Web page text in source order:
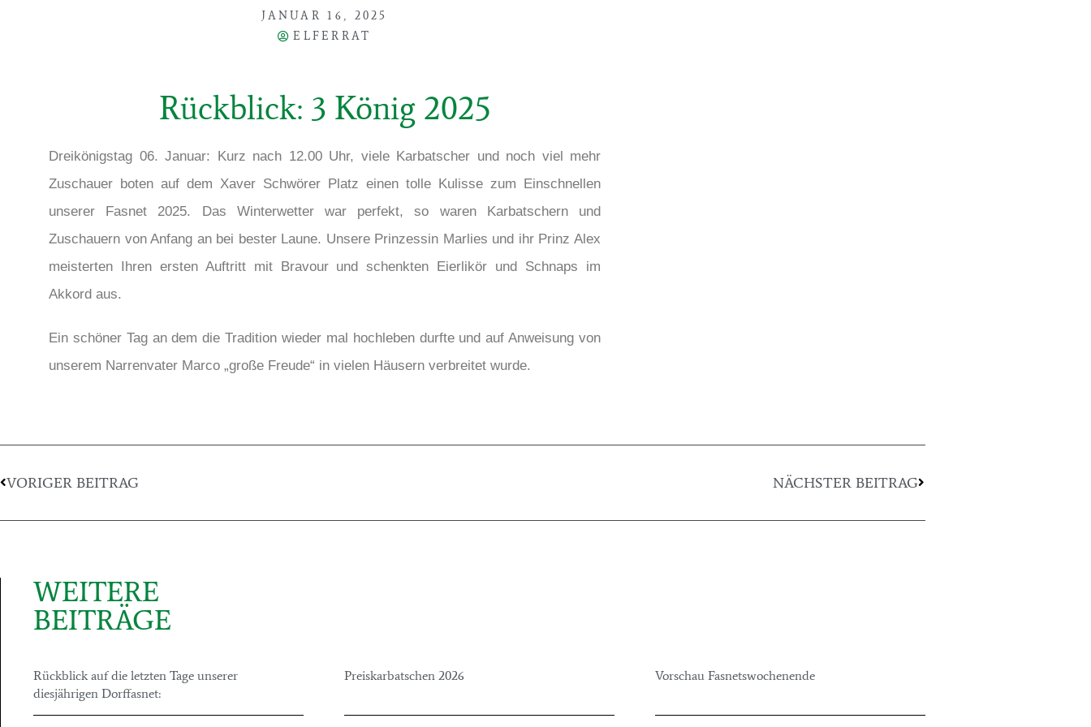
JANUAR 16, 2025
ELFERRAT
Rückblick: 3 König 2025
Dreikönigstag 06. Januar: Kurz nach 12.00 Uhr, viele Karbatscher und noch viel mehr
Zuschauer boten auf dem Xaver Schwörer Platz einen tolle Kulisse zum Einschnellen
unserer Fasnet 2025. Das Winterwetter war perfekt, so waren Karbatschern und
Zuschauern von Anfang an bei bester Laune. Unsere Prinzessin Marlies und ihr Prinz Alex
meisterten Ihren ersten Auftritt mit Bravour und schenkten Eierlikör und Schnaps im
Akkord aus.
Ein schöner Tag an dem die Tradition wieder mal hochleben durfte und auf Anweisung von
unserem Narrenvater Marco „große Freude“ in vielen Häusern verbreitet wurde.
VORIGER BEITRAG NÄCHSTER BEITRAG
WEITERE
BEITRÄGE
Rückblick auf die letzten Tage unserer
diesjährigen Dorffasnet:
Preiskarbatschen 2026 Vorschau Fasnetswochenende